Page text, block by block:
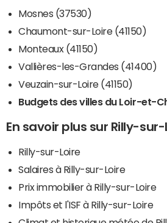
Mosnes (37530)
Chaumont-sur-Loire (41150)
Monteaux (41150)
Vallières-les-Grandes (41400)
Veuzain-sur-Loire (41150)
Budgets des villes du Loir-et-
En savoir plus sur Rilly-sur-
Rilly-sur-Loire
Salaires à Rilly-sur-Loire
Prix immobilier à Rilly-sur-Loire
Impôts et l'ISF à Rilly-sur-Loire